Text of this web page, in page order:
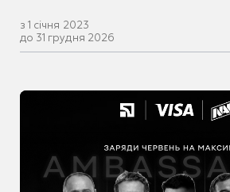
з 1 січня 2023
до 31 грудня 2026